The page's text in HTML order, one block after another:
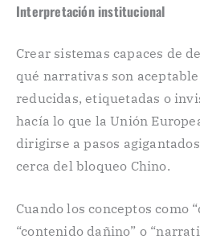
Interpretación institucional
Crear sistemas capaces de
qué narrativas son
reducidas, etiquetadas o
hacía lo que la Unión
dirigirse a pasos
cerca del bloqueo Chino.
Cuando los conceptos como
“contenido dañino” o